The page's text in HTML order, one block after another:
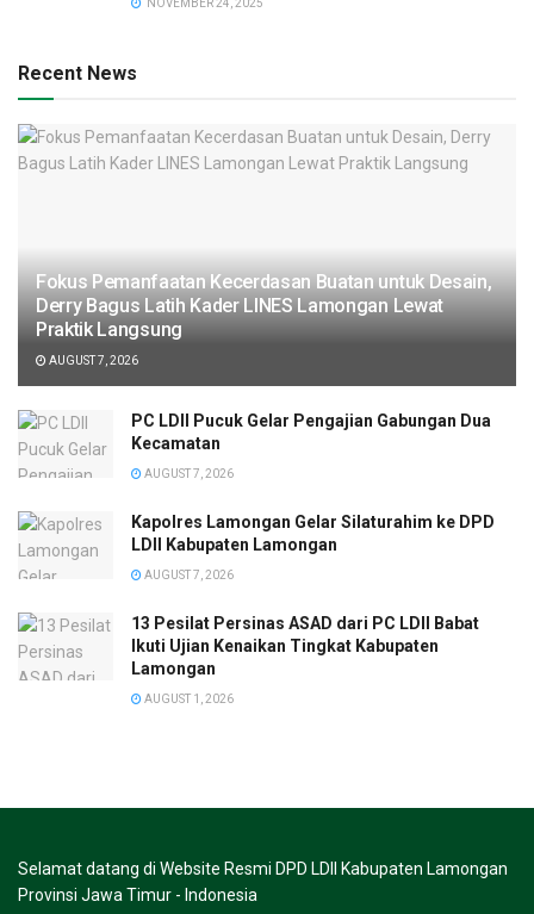
NOVEMBER 24, 2025
Recent News
Fokus Pemanfaatan Kecerdasan Buatan untuk Desain,
Derry Bagus Latih Kader LINES Lamongan Lewat
Praktik Langsung
AUGUST 7, 2026
PC LDII Pucuk Gelar Pengajian Gabungan Dua
Kecamatan
AUGUST 7, 2026
Kapolres Lamongan Gelar Silaturahim ke DPD
LDII Kabupaten Lamongan
AUGUST 7, 2026
13 Pesilat Persinas ASAD dari PC LDII Babat
Ikuti Ujian Kenaikan Tingkat Kabupaten
Lamongan
AUGUST 1, 2026
Selamat datang di Website Resmi DPD LDII Kabupaten Lamongan
Provinsi Jawa Timur - Indonesia